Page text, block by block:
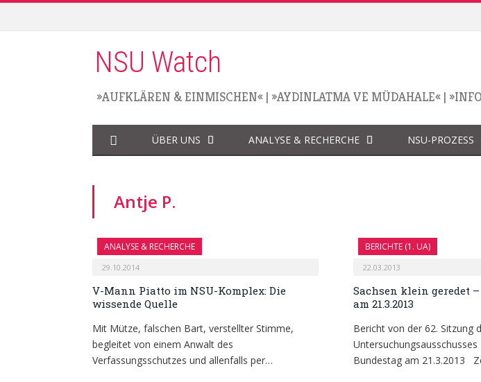
NSU Watch
»AUFKLÄREN & EINMISCHEN« | »AYDINLATMA VE MÜDAHALE« |
ÜBER UNS ANALYSE & RECHERCHE NSU-PROZESS
Antje P.
ANALYSE & RECHERCHE
29.10.2014
V-Mann Piatto im NSU-Komplex: Die
wissende Quelle
Mit Mütze, falschen Bart, verstellter Stimme,
begleitet von einem Anwalt des
Verfassungsschutzes und allenfalls per…
BERICHTE (1. UA)
22.03.2013
Sachsen klein geredet
am 21.3.2013
Bericht von der 62. Sitzung
Untersuchungsausschusses
Bundestag am 21.3.2013